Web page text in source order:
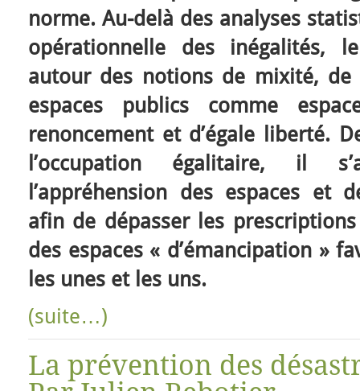
norme. Au-delà des analyses
opérationnelle des inégalités,
autour des notions de mixité,
espaces publics comme
renoncement et d’égale liberté.
l’occupation égalitaire, il
l’appréhension des espaces et
afin de dépasser les
des espaces « d’émancipation »
les unes et les uns.
(suite…)
La prévention des